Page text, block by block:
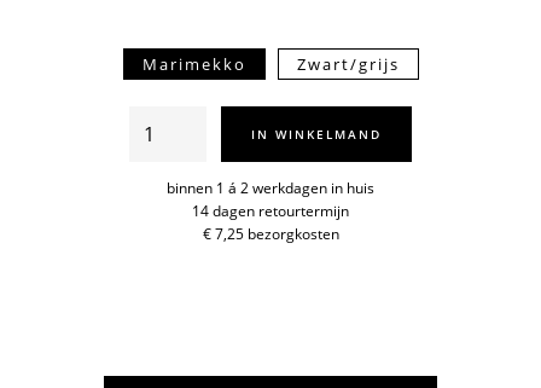
Marimekko Zwart/grijs
Croma
sjaal
IN WINKELMAND
binnen 1 á 2 werkdagen in huis
14 dagen retourtermijn
€ 7,25 bezorgkosten